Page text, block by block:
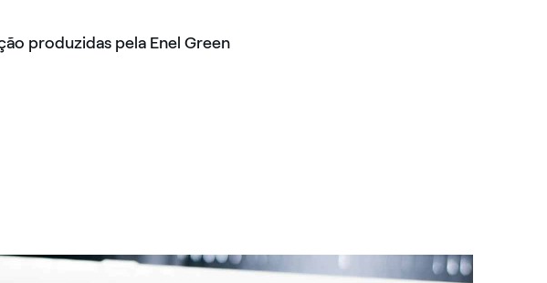
produzidas pela Enel Green